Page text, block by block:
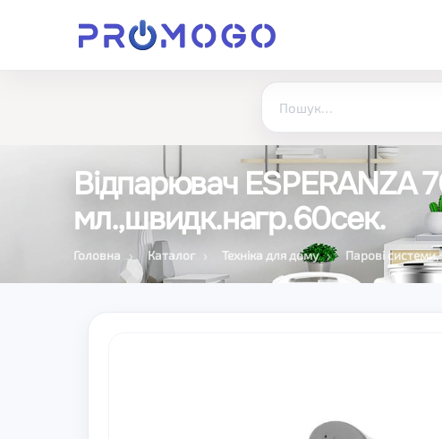
Відпарювач ESPERANZA
мл.,швидк.нагр.60сек.
Головна Каталог Техніка для дому Парові системи,